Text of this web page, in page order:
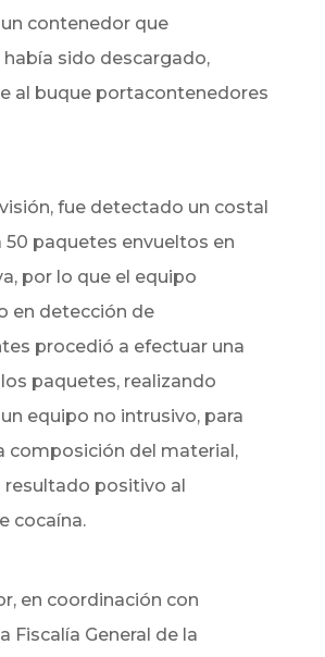
contenedor que
sido descargado,
al buque portacontenedores
fue detectado un costal
50 paquetes envueltos en
por lo que el equipo
en detección de
procedió a efectuar una
paquetes, realizando
equipo no intrusivo, para
composición del material,
positivo al
cocaína.
en coordinación con
Fiscalía General de la